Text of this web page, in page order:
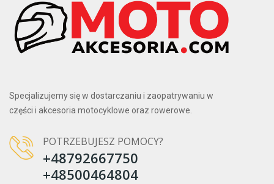
Specjalizujemy się w dostarczaniu i zaopatrywaniu w
części i akcesoria motocyklowe oraz rowerowe.
POTRZEBUJESZ POMOCY?
+48792667750
+48500464804